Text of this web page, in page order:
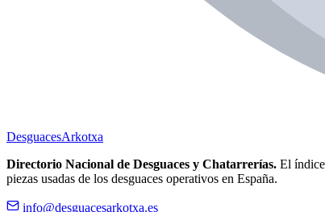
DesguacesArkotxa
Directorio Nacional de Desguaces y Chatarrerías. El
piezas usadas de los desguaces operativos en España.
info@desguacesarkotxa.es